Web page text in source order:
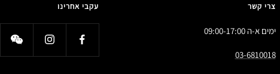
צרי קשר
ימים א-ה 09:00-17:00
03-6810018
עקבי אחרינו